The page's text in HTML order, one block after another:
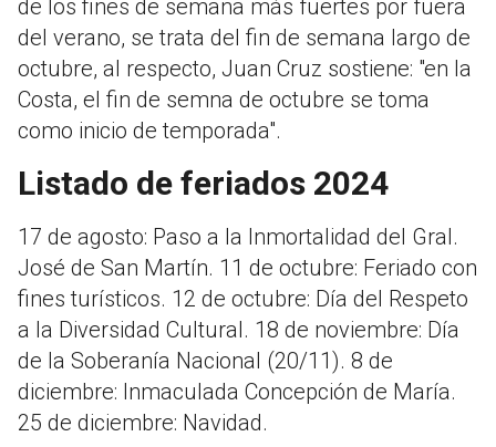
de los fines de semana más fuertes por fuera
del verano, se trata del fin de semana largo de
octubre, al respecto, Juan Cruz sostiene: "en la
Costa, el fin de semna de octubre se toma
como inicio de temporada".
Listado de feriados 2024
17 de agosto: Paso a la Inmortalidad del Gral.
José de San Martín. 11 de octubre: Feriado con
fines turísticos. 12 de octubre: Día del Respeto
a la Diversidad Cultural. 18 de noviembre: Día
de la Soberanía Nacional (20/11). 8 de
diciembre: Inmaculada Concepción de María.
25 de diciembre: Navidad.